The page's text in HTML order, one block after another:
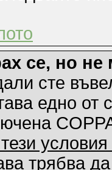
се, но не
сте
едно
трябва